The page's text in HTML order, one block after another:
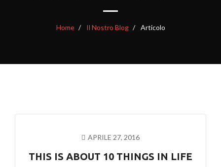
Home Il Nostro Blog Articolo
APRILE 27, 2016
THIS IS ABOUT 10 THINGS IN LIFE